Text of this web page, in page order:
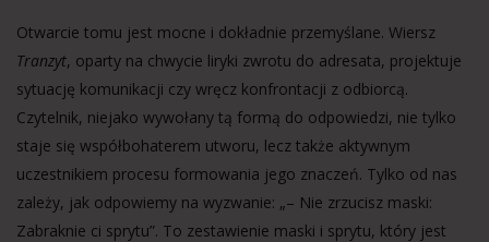
Otwarcie tomu jest mocne i dokładnie przemyślane. Wiersz
Tranzyt, oparty na chwycie liryki zwrotu do adresata, projektuje
sytuację komunikacji czy wręcz konfrontacji z odbiorcą.
Czytelnik, niejako wywołany tą formą do odpowiedzi, nie tylko
staje się współbohaterem utworu, lecz także aktywnym
uczestnikiem procesu formowania jego znaczeń. Tylko od nas
zależy, jak odpowiemy na wyzwanie: „– Nie zrzucisz maski:
Zabraknie ci sprytu”. To zestawienie maski i sprytu, który jest